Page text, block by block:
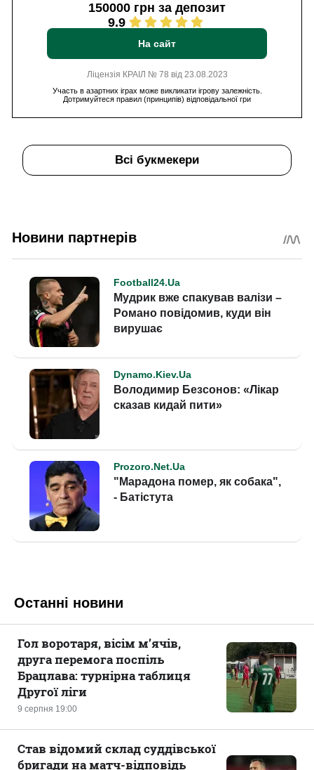
150000 грн за депозит
9.9
На сайт
Ліцензія КРАІЛ № 78 від 23.08.2023
Участь в азартних іграх може викликати ігрову залежність.
Дотримуйтеся правил (принципів) відповідальної гри
Всі букмекери
Останні новини
9 серпня 19:00
Гол воротаря, вісім м’ячів,
друга перемога поспіль
Брацлава: турнірна таблиця
Другої ліги
Став відомий склад суддівської
бригади на матч-відповідь